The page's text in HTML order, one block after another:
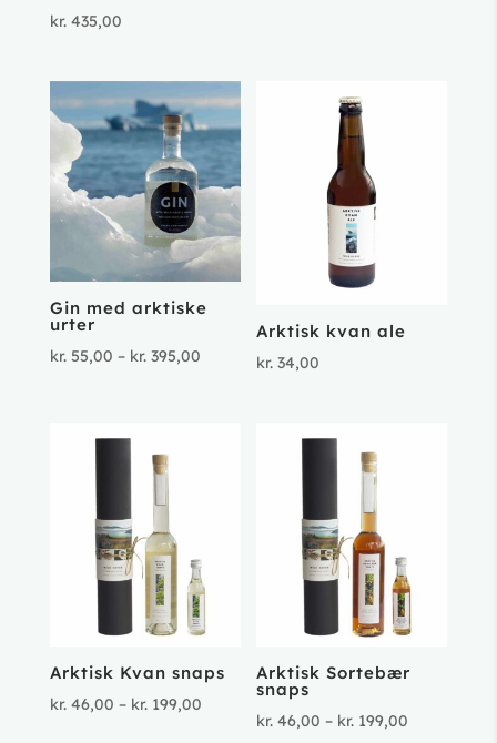
kr.435,00
Gin med arktiske
urter
kr.55,00 – kr.395,00Prisinterval:
Arktisk kvan ale
kr. 34,00
Arktisk Kvan snaps
kr.46,00 – kr.199,00Prisinterval:
kr. 46,00
Arktisk Sortebær
snaps
kr. 46,00 – kr. 199,00